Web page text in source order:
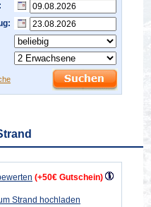
(+50€ Gutschein)
Strand hochladen